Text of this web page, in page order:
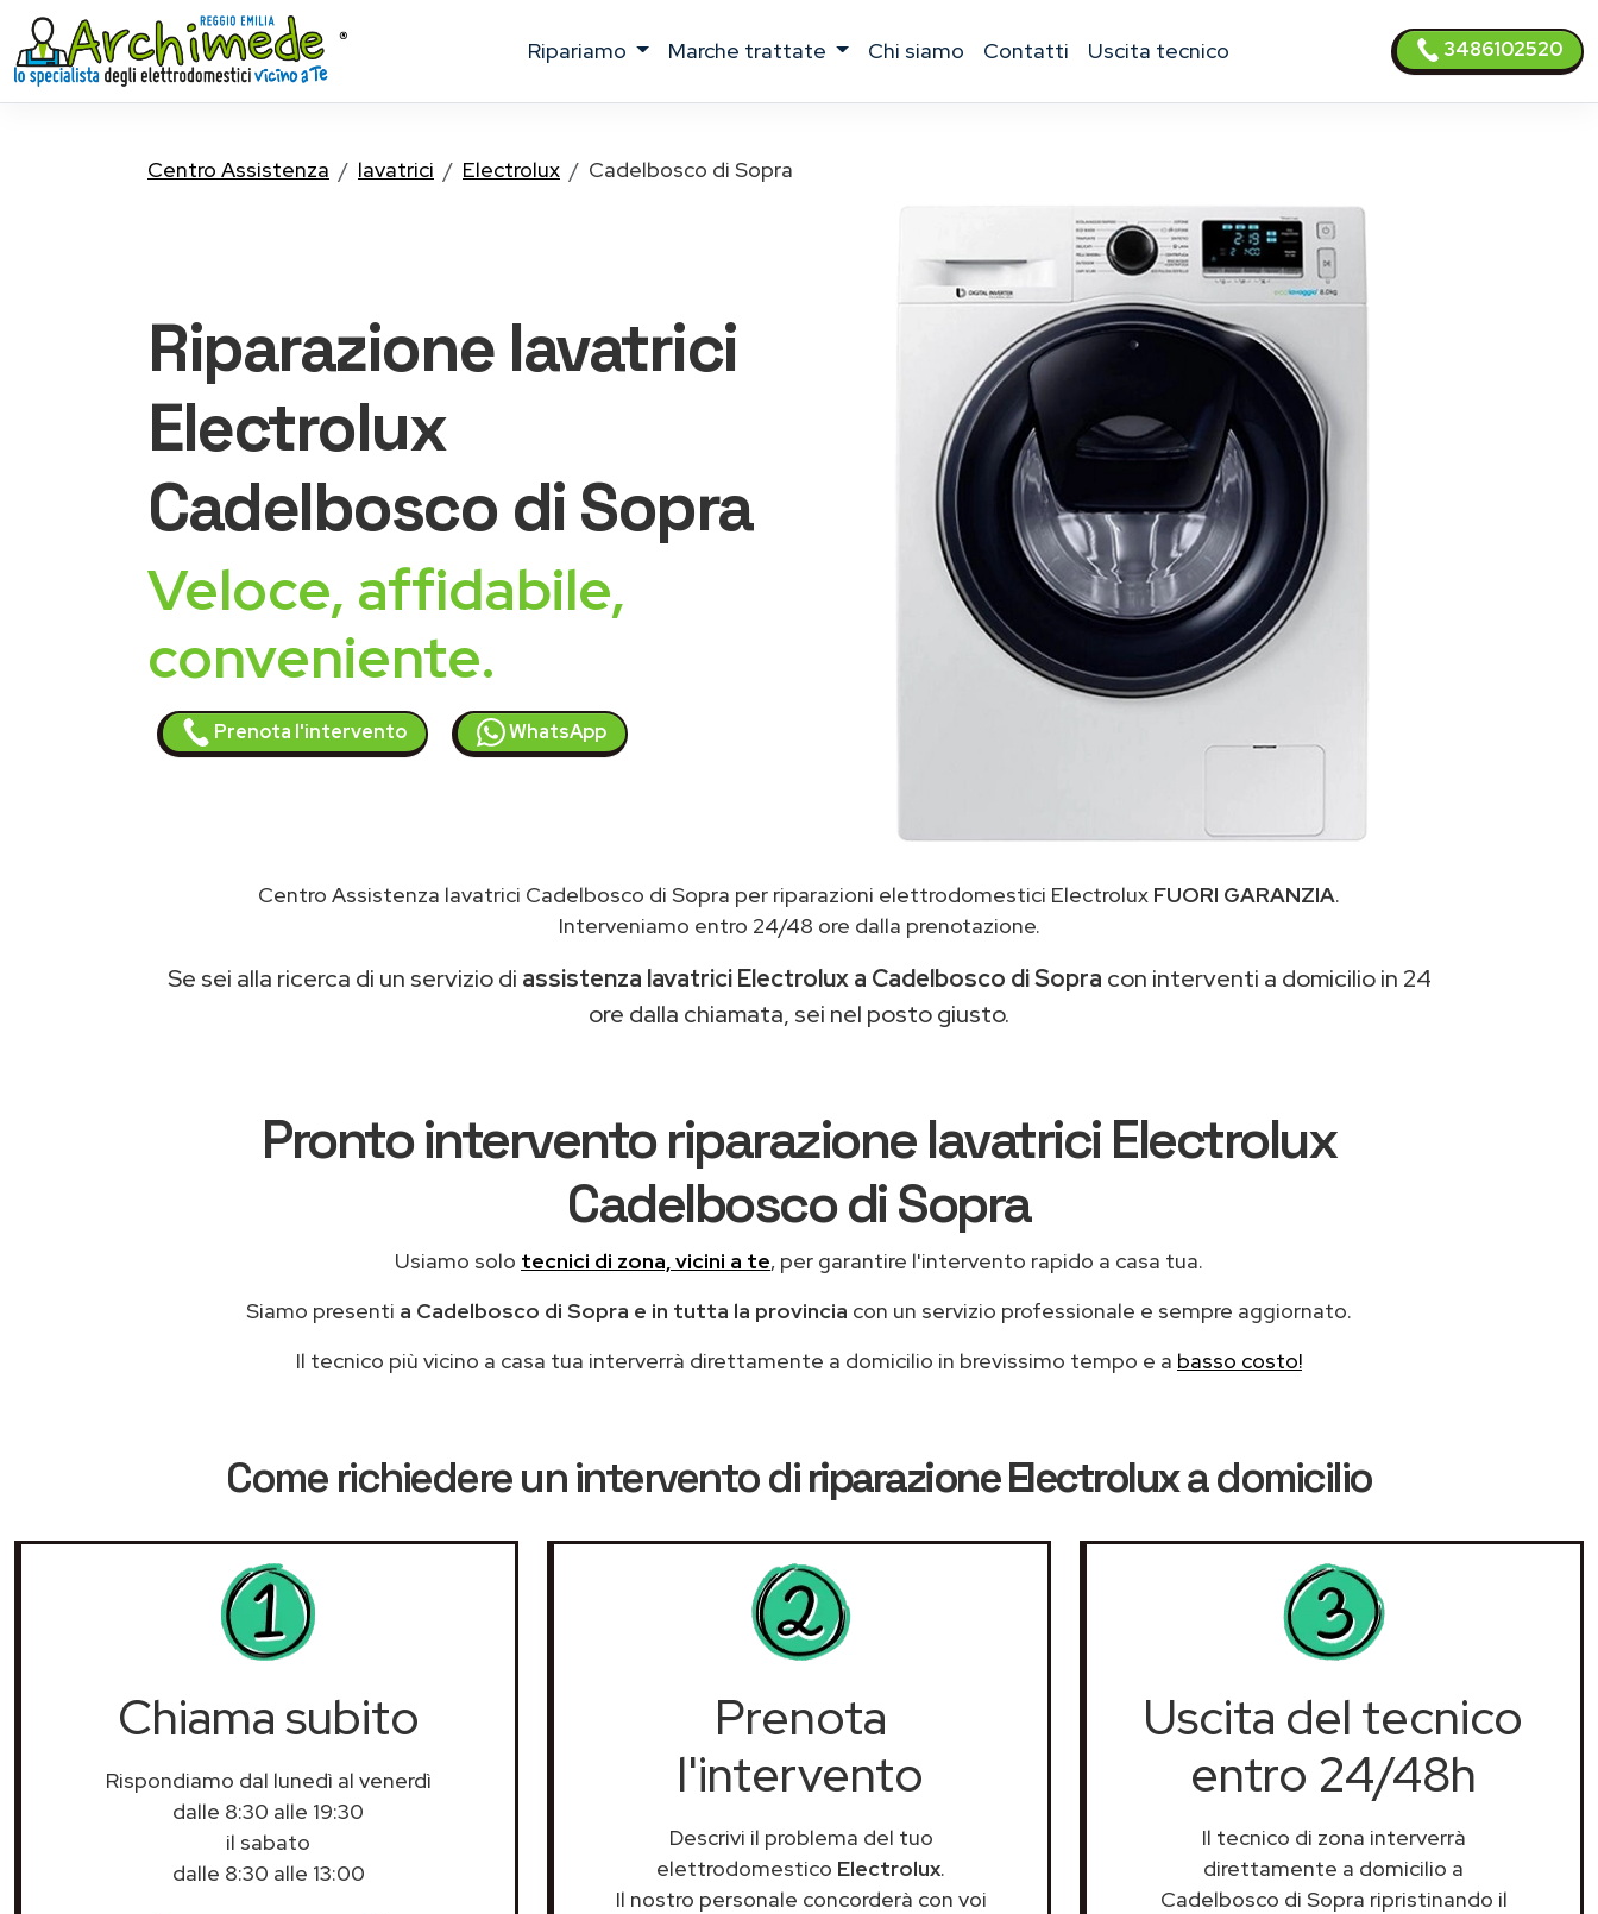
ripariamo marche trattate chi siamo contatti uscita tecnico 3486102520
Centro Assistenza lavatrici Electrolux Cadelbosco di Sopra
Riparazione lavatrici
Electrolux
Cadelbosco di Sopra
Veloce, affidabile,
conveniente.
Prenota l'intervento WhatsApp
Centro Assistenza lavatrici Cadelbosco di Sopra per riparazioni elettrodomestici Electrolux FUORI GARANZIA.
Interveniamo entro 24/48 ore dalla prenotazione.
Se sei alla ricerca di un servizio di assistenza lavatrici Electrolux a Cadelbosco di Sopra con interventi a domicilio in 24
ore dalla chiamata, sei nel posto giusto.
Pronto intervento riparazione lavatrici Electrolux
Cadelbosco di Sopra
Usiamo solo tecnici di zona, vicini a te, per garantire l'intervento rapido a casa tua.
Siamo presenti a Cadelbosco di Sopra e in tutta la provincia con un servizio professionale e sempre aggiornato.
Il tecnico più vicino a casa tua interverrà direttamente a domicilio in brevissimo tempo e a basso costo!
Come richiedere un intervento diriparazione Electroluxa domicilio
Chiama subito
Rispondiamo dal lunedì al venerdì
dalle 8:30 alle 19:30
il sabato
dalle 8:30 alle 13:00
Prenota
l'intervento
Descrivi il problema del tuo
elettrodomestico Electrolux.
Il nostro personale concorderà con voi
Uscita del tecnico
entro 24/48h
Il tecnico di zona interverrà
direttamente a domicilio a
Cadelbosco di Sopra ripristinando il